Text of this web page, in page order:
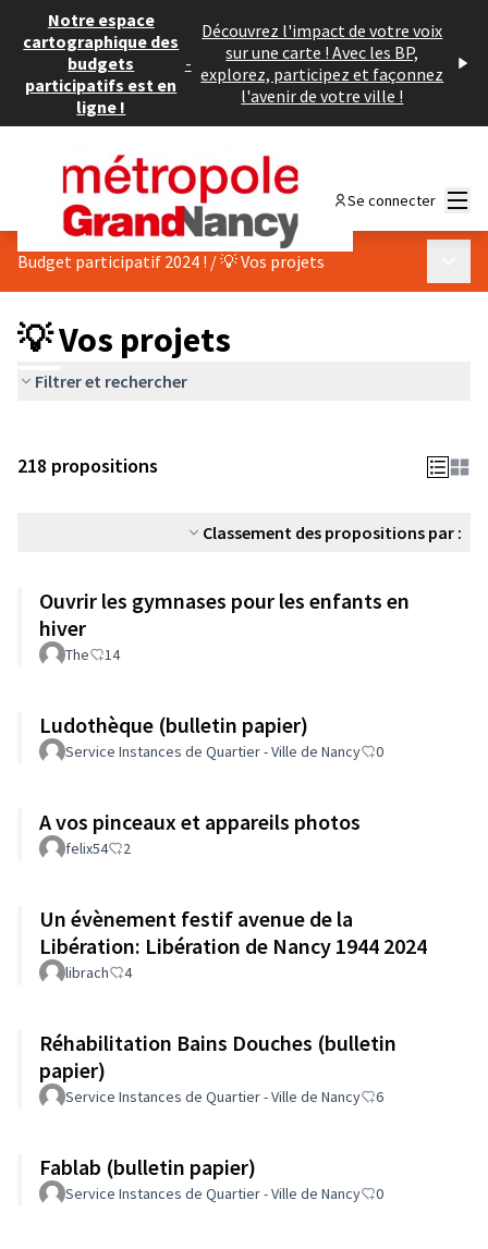
Notre espace
cartographique des
budgets
participatifs est en
ligne !
-
Découvrez l'impact de votre voix
sur une carte ! Avec les BP,
explorez, participez et façonnez
l'avenir de votre ville !
Se connecter
Budget participatif 2024 ! /💡 Vos projets
💡 Vos projets
Filtrer et rechercher
218 propositions
Classement des propositions par :
Ouvrir les gymnases pour les enfants en
hiver
The 14
Ludothèque (bulletin papier)
Service Instances de Quartier - Ville de Nancy 0
A vos pinceaux et appareils photos
felix54 2
Un évènement festif avenue de la
Libération: Libération de Nancy 1944 2024
librach 4
Réhabilitation Bains Douches (bulletin
papier)
Service Instances de Quartier - Ville de Nancy 6
Fablab (bulletin papier)
Service Instances de Quartier - Ville de Nancy 0